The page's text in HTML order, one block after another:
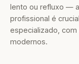
lento ou refluxo —
profissional é
especializado,
modernos.